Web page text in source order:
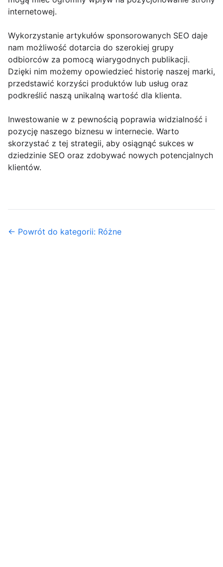
internetowej.
Wykorzystanie artykułów sponsorowanych SEO daje
nam możliwość dotarcia do szerokiej grupy
odbiorców za pomocą wiarygodnych publikacji.
Dzięki nim możemy opowiedzieć historię naszej marki,
przedstawić korzyści produktów lub usług oraz
podkreślić naszą unikalną wartość dla klienta.
Inwestowanie w z pewnością poprawia widzialność i
pozycję naszego biznesu w internecie. Warto
skorzystać z tej strategii, aby osiągnąć sukces w
dziedzinie SEO oraz zdobywać nowych potencjalnych
klientów.
← Powrót do kategorii: Różne